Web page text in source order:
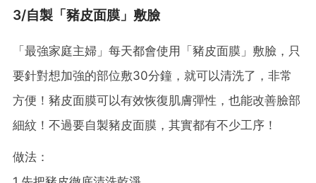
3/自製「豬皮面膜」敷臉
「最強家庭主婦」每天都會使用「豬皮面膜」敷臉，只
要針對想加強的部位敷30分鐘，就可以清洗了，非常
方便！豬皮面膜可以有效恢復肌膚彈性，也能改善臉部
細紋！不過要自製豬皮面膜，其實都有不少工序！
做法：